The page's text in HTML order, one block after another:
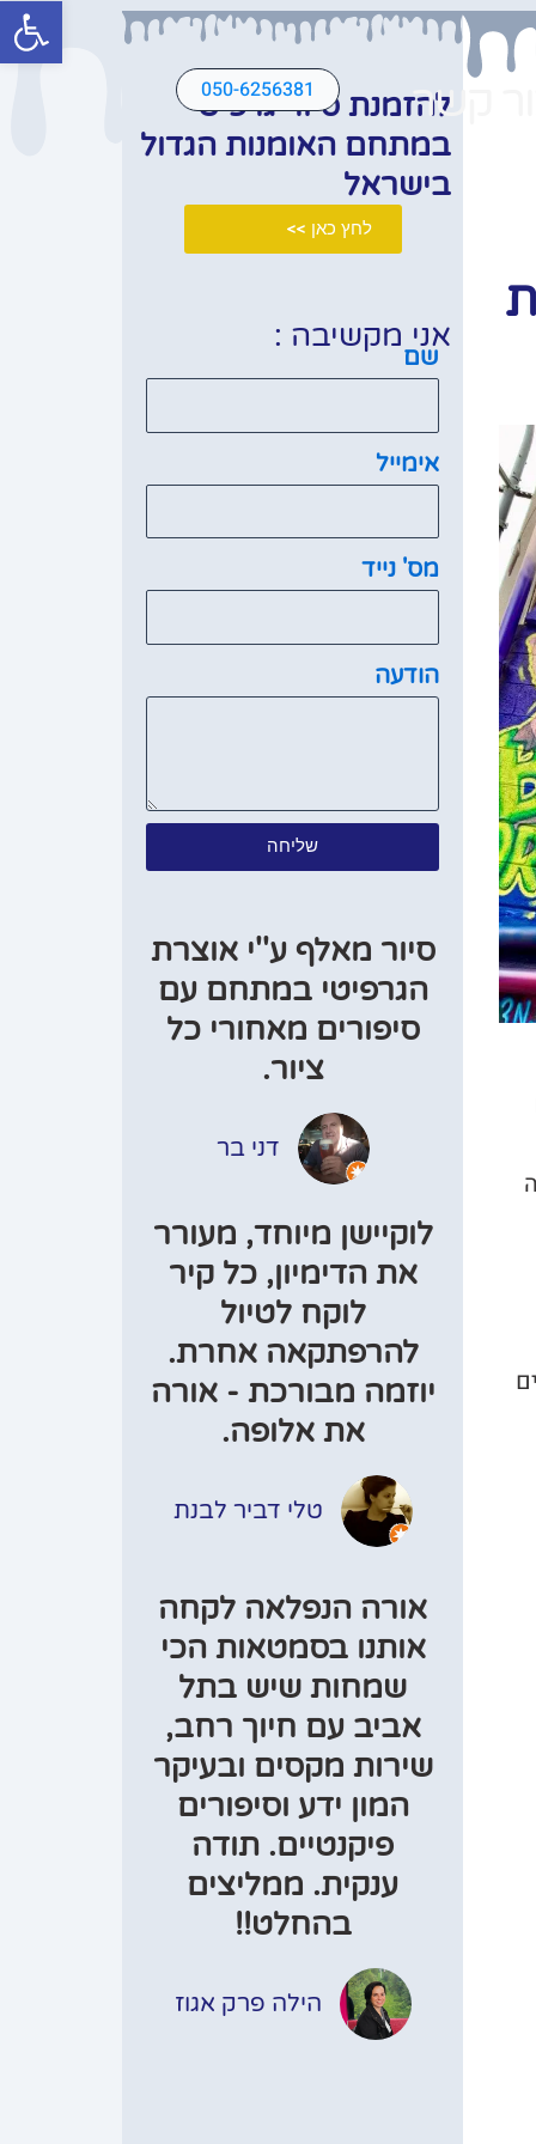
צור קשר 050-6256381
להזמנת סיור גרפיטי
במתחם האומנות הגדול
בישראל
לחץ כאן >>
אני מקשיבה :
שם
אימייל
מס' נייד
הודעה
שליחה
סיור מאלף ע''י אוצרת
הגרפיטי במתחם עם
סיפורים מאחורי כל
ציור.
דני בר
לוקיישן מיוחד, מעורר
את הדימיון, כל קיר
לוקח לטיול
להרפתקאה אחרת.
יוזמה מבורכת - אורה
את אלופה.
טלי דביר לבנת
אורה הנפלאה לקחה
אותנו בסמטאות הכי
שמחות שיש בתל
אביב עם חיוך רחב,
שירות מקסים ובעיקר
המון ידע וסיפורים
פיקנטיים. תודה
ענקית. ממליצים
בהחלט!!
הילה פרק אגוז
פתח